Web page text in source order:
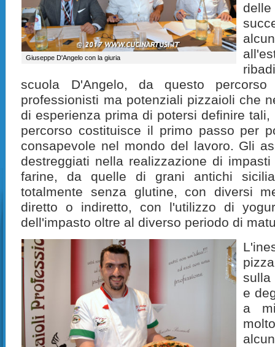
Giuseppe D'Angelo con la giuria
scuola D'Angelo, da questo
professionisti ma potenziali pizzaioli che
di esperienza prima di potersi definire
percorso costituisce il primo passo per
consapevole nel mondo del lavoro. Gli
destreggiati nella realizzazione di
farine, da quelle di grani antichi
totalmente senza glutine, con diversi
diretto o indiretto, con l'utilizzo di
dell'impasto oltre al diverso periodo di
sulla
e
a